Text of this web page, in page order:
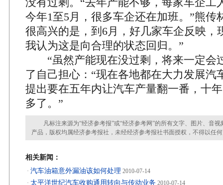
今年1至5月，很多车企还在加班。”熊传
很高兴的是，到6月，好几家车企反映，
我认为这是向合理的状态回归。”
“虽然产能现在没过剩，将来一定会
了自己担心：“现在各地都在大力发展汽
提出要在五年内让汽车产量翻一番，十
多了。”
凡标注来源为“经济参考报”或“经济参考网”的所有文字、图片、音视
产品，版权均属经济参考报社，未经经济参考报社书面授权，不得以任
相关新闻：
· 汽车油箱意外漏油该如何处理 2010-07-14
· 太平洋世纪汽车收购通用转向与传动业务 2010-07-14